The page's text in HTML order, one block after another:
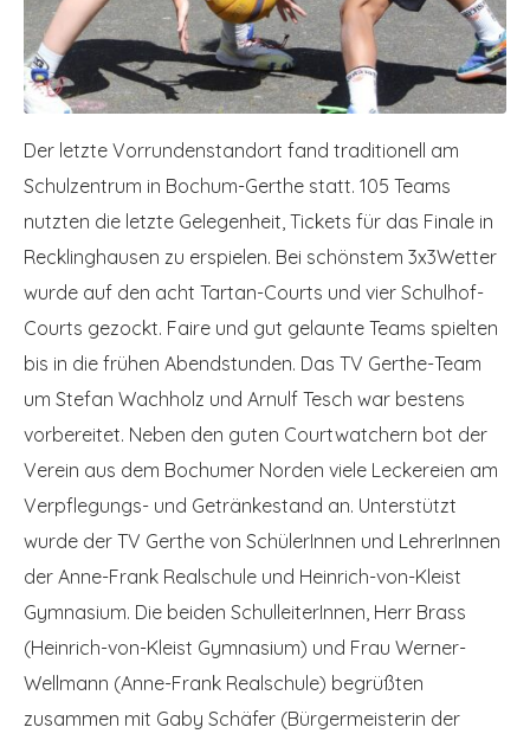
Der letzte Vorrundenstandort fand traditionell am
Schulzentrum in Bochum-Gerthe statt. 105 Teams
nutzten die letzte Gelegenheit, Tickets für das Finale in
Recklinghausen zu erspielen. Bei schönstem 3x3Wetter
wurde auf den acht Tartan-Courts und vier Schulhof-
Courts gezockt. Faire und gut gelaunte Teams spielten
bis in die frühen Abendstunden. Das TV Gerthe-Team
um Stefan Wachholz und Arnulf Tesch war bestens
vorbereitet. Neben den guten Courtwatchern bot der
Verein aus dem Bochumer Norden viele Leckereien am
Verpflegungs- und Getränkestand an. Unterstützt
wurde der TV Gerthe von SchülerInnen und LehrerInnen
der Anne-Frank Realschule und Heinrich-von-Kleist
Gymnasium. Die beiden SchulleiterInnen, Herr Brass
(Heinrich-von-Kleist Gymnasium) und Frau Werner-
Wellmann (Anne-Frank Realschule) begrüßten
zusammen mit Gaby Schäfer (Bürgermeisterin der